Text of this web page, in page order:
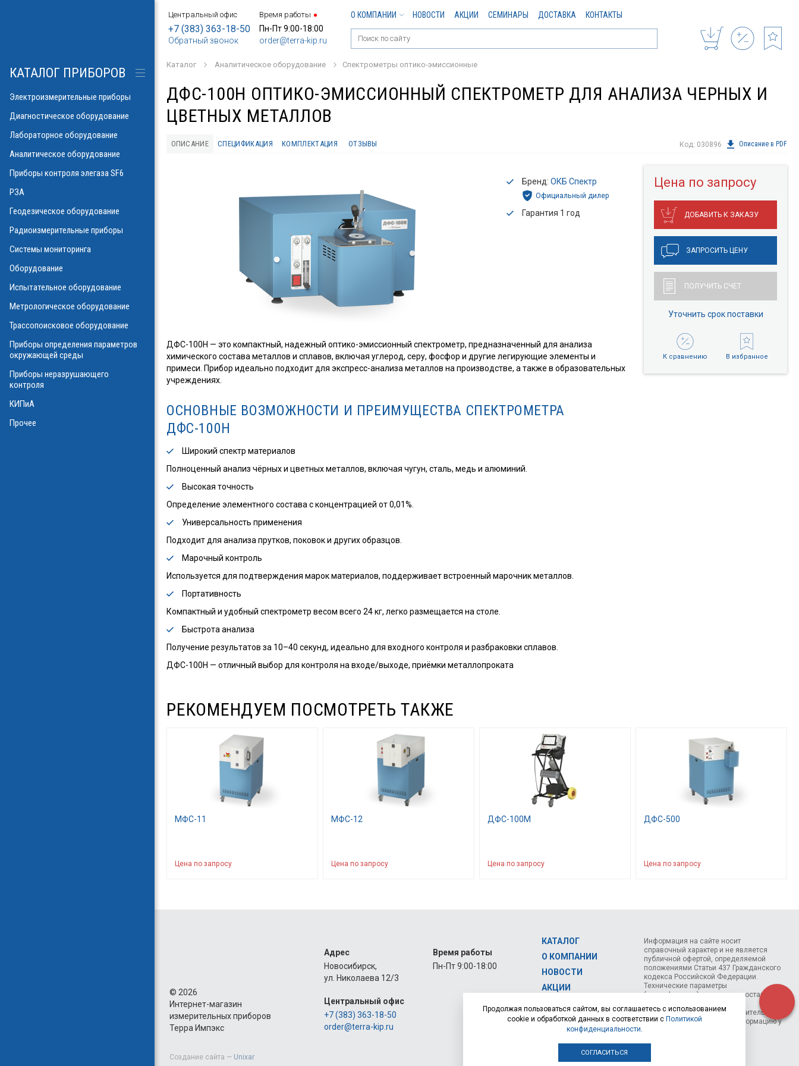
Центральный офис
+7 (383) 363-18-50
Обратный звонок
Время работы
Пн-Пт 9:00-18:00
order@terra-kip.ru
О КОМПАНИИ НОВОСТИ АКЦИИ СЕМИНАРЫ ДОСТАВКА КОНТАКТЫ
Каталог Аналитическое оборудование Спектрометры оптико-эмиссионные
ДФС-100H ОПТИКО-ЭМИССИОННЫЙ СПЕКТРОМЕТР ДЛЯ АНАЛИЗА ЧЕРНЫХ И
ЦВЕТНЫХ МЕТАЛЛОВ
ОПИСАНИЕ СПЕЦИФИКАЦИЯ КОМПЛЕКТАЦИЯ ОТЗЫВЫ Код: 030896 Описание в PDF
Бренд:ОКБ Спектр
Официальный дилер
Гарантия 1 год
ДФС-100Н — это компактный, надежный оптико-эмиссионный спектрометр, предназначенный для анализа
химического состава металлов и сплавов, включая углерод, серу, фосфор и другие легирующие элементы и
примеси. Прибор идеально подходит для экспресс-анализа металлов на производстве, а также в образовательных
учреждениях.
ОСНОВНЫЕ ВОЗМОЖНОСТИ И ПРЕИМУЩЕСТВА СПЕКТРОМЕТРА
ДФС-100Н
Широкий спектр материалов
Полноценный анализ чёрных и цветных металлов, включая чугун, сталь, медь и алюминий.
Высокая точность
Определение элементного состава с концентрацией от 0,01%.
Универсальность применения
Подходит для анализа прутков, поковок и других образцов.
Марочный контроль
Используется для подтверждения марок материалов, поддерживает встроенный марочник металлов.
Портативность
Компактный и удобный спектрометр весом всего 24 кг, легко размещается на столе.
Быстрота анализа
Получение результатов за 10–40 секунд, идеально для входного контроля и разбраковки сплавов.
ДФС-100Н — отличный выбор для контроля на входе/выходе, приёмки металлопроката
Цена по запросу
ДОБАВИТЬ К ЗАКАЗУ
ЗАПРОСИТЬ ЦЕНУ
ПОЛУЧИТЬ СЧЕТ
Уточнить срок поставки
К сравнению В избранное
РЕКОМЕНДУЕМ ПОСМОТРЕТЬ ТАКЖЕ
MФС-11
Цена по запросу
MФС-12
Цена по запросу
ДФС-100М
Цена по запросу
ДФС-500
Цена по запросу
© 2026
Интернет-магазин
измерительных приборов
Терра Импэкс
Создание сайта — Unixar
Адрес
Новосибирск,
ул. Николаева 12/3
Время работы
Пн-Пт 9:00-18:00
Центральный офис
+7 (383) 363-18-50
order@terra-kip.ru
КАТАЛОГ
О КОМПАНИИ
НОВОСТИ
АКЦИИ
КОНТАКТЫ
Информация на сайте носит
справочный характер и не является
публичной офертой, определяемой
положениями Статьи 437 Гражданского
кодекса Российской Федерации.
Технические параметры
(спецификация) и комплект поставки
производителем без предварительного
уведомления. Уточняйте информацию у
КАТАЛОГ ПРИБОРОВ
Электроизмерительные приборы
Диагностическое оборудование
Лабораторное оборудование
Аналитическое оборудование
Приборы контроля элегаза SF6
РЗА
Геодезическое оборудование
Радиоизмерительные приборы
Системы мониторинга
Оборудование
Испытательное оборудование
Метрологическое оборудование
Трассопоисковое оборудование
Приборы определения параметров
окружающей среды
Приборы неразрушающего
контроля
КИПиА
Прочее
ноль
УФ)
инверсионной
элегаза
потерь\
и влажности
газов в масле
оборудования
масле
линий
потоков
физических
РПН
Продолжая пользоваться сайтом, вы соглашаетесь с использованием
cookie и обработкой данных в соответствии с Политикой
конфиденциальности.
СОГЛАСИТЬСЯ